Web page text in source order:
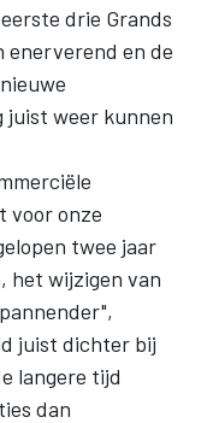
drie Grands
enerverend en de
juist weer kunnen
voor onze
twee jaar
het wijzigen van
juist dichter bij
langere tijd
dan